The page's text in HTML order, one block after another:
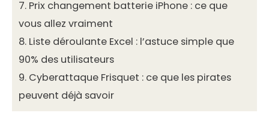
7. Prix changement batterie iPhone : ce que
vous allez vraiment
8. Liste déroulante Excel : l’astuce simple que
90% des utilisateurs
9. Cyberattaque Frisquet : ce que les pirates
peuvent déjà savoir